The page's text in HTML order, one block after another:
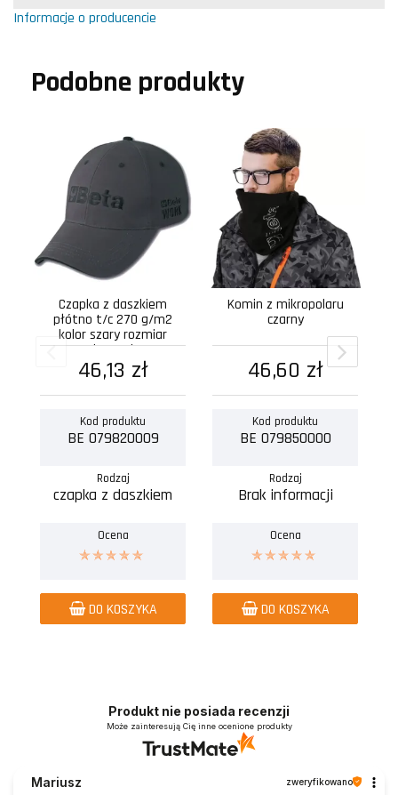
Informacje o producencie
Podobne produkty
Czapka z daszkiem
płótno t/c 270 g/m2
kolor szary rozmiar
uniwersalny
46,13 zł
Kod produktu
BE 079820009
Rodzaj
czapka z daszkiem
Ocena
DO KOSZYKA
Komin z mikropolaru
czarny
46,60 zł
Kod produktu
BE 079850000
Rodzaj
Brak informacji
Ocena
DO KOSZYKA
Produkt nie posiada recenzji
Może zainteresują Cię inne ocenione produkty
Mariusz zweryfikowano